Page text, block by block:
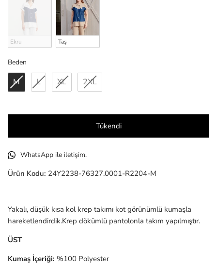
Ekru Taş
Beden
Beden
M L XL 2XL
Tükendi
WhatsApp ile iletişim.
Ürün Kodu: 24Y2238-76327.0001-R2204-M
Yakalı, düşük kısa kol krep takımı kot görünümlü kumaşla
hareketlendirdik.Krep dökümlü pantolonla takım yapılmıştır.
ÜST
Kumaş İçeriği: %100 Polyester